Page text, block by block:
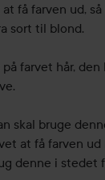
få farven ud, så
sort til blond.
farvet hår,
skal bruge
at få farven ud
denne i stedet